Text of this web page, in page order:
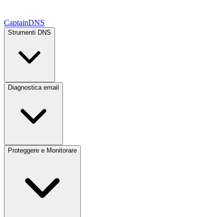
CaptainDNS
Strumenti DNS
Diagnostica email
Proteggere e Monitorare